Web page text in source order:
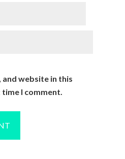
and website in this
I comment.